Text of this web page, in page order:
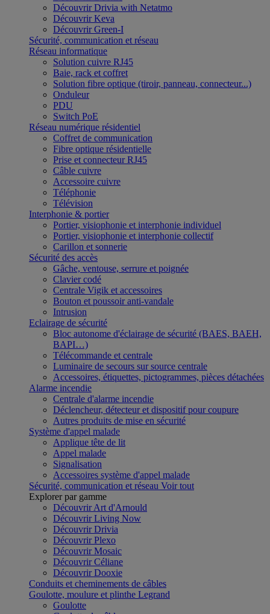
Découvrir Drivia with Netatmo
Découvrir Keva
Découvrir Green-I
Sécurité, communication et réseau
Réseau informatique
Solution cuivre RJ45
Baie, rack et coffret
Solution fibre optique (tiroir, panneau, connecteur...)
Onduleur
PDU
Switch PoE
Réseau numérique résidentiel
Coffret de communication
Fibre optique résidentielle
Prise et connecteur RJ45
Câble cuivre
Accessoire cuivre
Téléphonie
Télévision
Interphonie & portier
Portier, visiophonie et interphonie individuel
Portier, visiophonie et interphonie collectif
Carillon et sonnerie
Sécurité des accès
Gâche, ventouse, serrure et poignée
Clavier codé
Centrale Vigik et accessoires
Bouton et poussoir anti-vandale
Intrusion
Eclairage de sécurité
Bloc autonome d'éclairage de sécurité (BAES, BAEH,
BAPI…)
Télécommande et centrale
Luminaire de secours sur source centrale
Accessoires, étiquettes, pictogrammes, pièces détachées
Alarme incendie
Centrale d'alarme incendie
Déclencheur, détecteur et dispositif pour coupure
Autres produits de mise en sécurité
Système d'appel malade
Applique tête de lit
Appel malade
Signalisation
Accessoires système d'appel malade
Sécurité, communication et réseau Voir tout
Explorer par gamme
Découvrir Art d'Arnould
Découvrir Living Now
Découvrir Drivia
Découvrir Plexo
Découvrir Mosaic
Découvrir Céliane
Découvrir Dooxie
Conduits et cheminements de câbles
Goulotte, moulure et plinthe Legrand
Goulotte